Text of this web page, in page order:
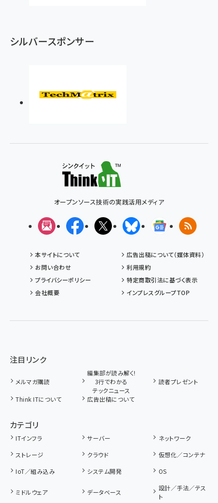
シルバースポンサー
オープンソース技術の実践活用メディア
メルマガFacebookX(エックス)BlueskyGoogleニュ
RSS
本サイトについて
広告出稿について（媒体資料）
お問い合わせ
利用規約
プライバシーポリシー
特定商取引法に基づく表示
会社概要
インプレスグループTOP
注目リンク
メルマガ購読
編集部が読み解く!
3行でわかる
テックニュース
読者プレゼント
Think ITについて 広告出稿について
カテゴリ
ITインフラ サーバー
ネットワーク
ストレージ
クラウド
仮想化／コンテナ
IoT／組み込み
システム開発 OS
ミドルウェア データベース
設計／手法／テス
ト